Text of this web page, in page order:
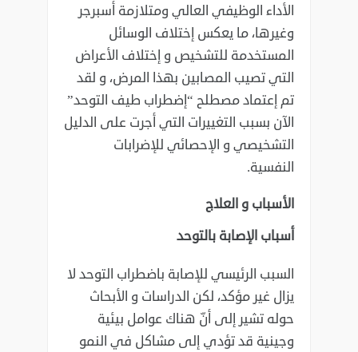
الأداء الوظيفي العالي ومتلازمة أسبرجر
وغيرها، ما يعكس ‏إختلاف الوسائل
المستخدمة للتشخيص و إختلاف الأعراض
التي تصيب المصابين بهذا المرض، و لقد
تم ‏إعتماد مصطلح “إضطراب طيف التوحد”
الآن بسبب التغييرات التي أجرت على الدليل
التشخيصي و ‏الإحصائي للإضرابات
النفسية.‏
الأسباب و العلاج
أسباب الإصابة بالتوحد
السبب الرئيسي للإصابة باضطراب التوحد لا
يزال غير مؤكد، لكن الدراسات و الأبحاث
حوله تشير إلى أنّ ‏هناك عوامل بيئية
وجينية قد تؤدي إلى مشاكل في النمو